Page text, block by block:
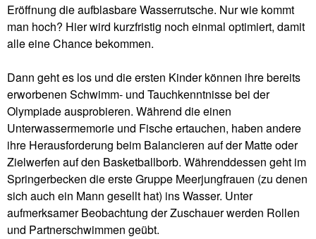
Eröffnung die aufblasbare Wasserrutsche. Nur wie kommt
man hoch? Hier wird kurzfristig noch einmal optimiert, damit
alle eine Chance bekommen.
Dann geht es los und die ersten Kinder können ihre bereits
erworbenen Schwimm- und Tauchkenntnisse bei der
Olympiade ausprobieren. Während die einen
Unterwassermemorie und Fische ertauchen, haben andere
ihre Herausforderung beim Balancieren auf der Matte oder
Zielwerfen auf den Basketballborb. Währenddessen geht im
Springerbecken die erste Gruppe Meerjungfrauen (zu denen
sich auch ein Mann gesellt hat) ins Wasser. Unter
aufmerksamer Beobachtung der Zuschauer werden Rollen
und Partnerschwimmen geübt.